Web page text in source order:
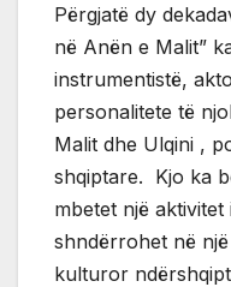
Përgjatë dy
në Anën e Malit”
instrumentistë,
personalitete të
Malit dhe Ulqini ,
shqiptare. Kjo ka
mbetet një
shndërrohet në
kulturor